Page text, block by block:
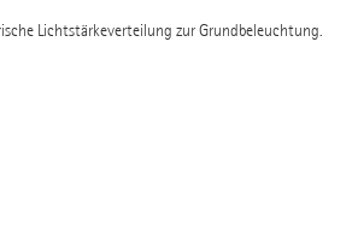
Lichtstärkeverteilung zur Grundbeleuchtung.